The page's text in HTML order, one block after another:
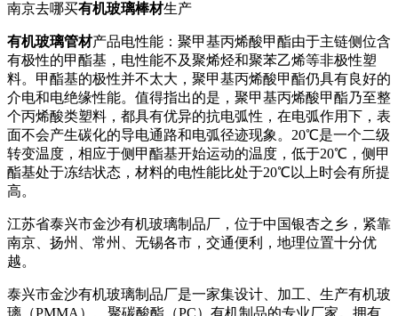
南京去哪买有机玻璃棒材生产
有机玻璃管材产品电性能：聚甲基丙烯酸甲酯由于主链侧位含
有极性的甲酯基，电性能不及聚烯烃和聚苯乙烯等非极性塑
料。甲酯基的极性并不太大，聚甲基丙烯酸甲酯仍具有良好的
介电和电绝缘性能。值得指出的是，聚甲基丙烯酸甲酯乃至整
个丙烯酸类塑料，都具有优异的抗电弧性，在电弧作用下，表
面不会产生碳化的导电通路和电弧径迹现象。20℃是一个二级
转变温度，相应于侧甲酯基开始运动的温度，低于20℃，侧甲
酯基处于冻结状态，材料的电性能比处于20℃以上时会有所提
高。
江苏省泰兴市金沙有机玻璃制品厂，位于中国银杏之乡，紧靠
南京、扬州、常州、无锡各市，交通便利，地理位置十分优
越。
泰兴市金沙有机玻璃制品厂是一家集设计、加工、生产有机玻